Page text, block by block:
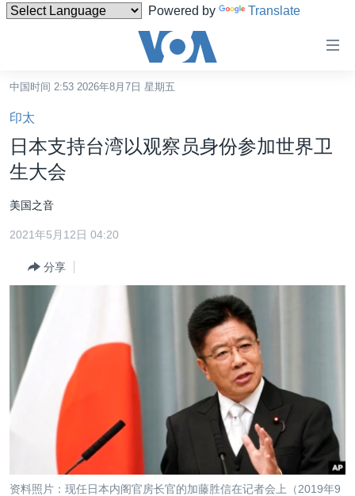
Powered by Translate
碍
链
接
转
内
容
到
中国
最新国际新闻
中东
欧洲
分类新闻
经济·金融·贸易
人权·法律·宗教
科教·文娱·体健
美中关系
热点专题
白宫要闻
国会报道
美中关系
美国建国250周年
埃博拉疫情
VOA视频
VOA今日焦点
中文广播
关注我们
中国时间 2:53 2026年8月7日 星期五
印太
日本支持台湾以观察员身份参加世界卫
生大会
美国之音
2021年5月12日 04:20
分享
资料照片：现任日本内阁官房长官的加藤胜信在记者会上（2019年9